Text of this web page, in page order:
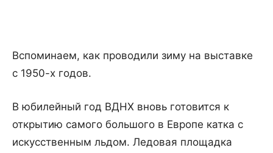
Вспоминаем, как проводили зиму на выставке
с 1950-х годов.
В юбилейный год ВДНХ вновь готовится к
открытию самого большого в Европе катка с
искусственным льдом. Ледовая площадка